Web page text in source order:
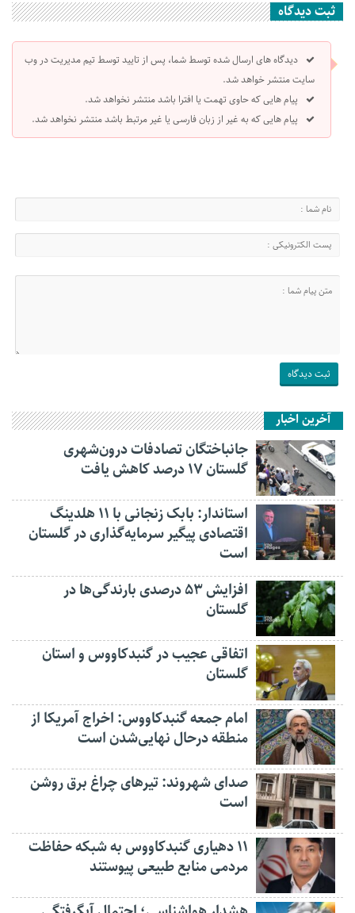
ثبت دیدگاه
دیدگاه های ارسال شده توسط شما، پس از تایید توسط تیم مدیریت در وب
سایت منتشر خواهد شد.
پیام هایی که حاوی تهمت یا افترا باشد منتشر نخواهد شد.
پیام هایی که به غیر از زبان فارسی یا غیر مرتبط باشد منتشر نخواهد شد.
آخرین اخبار
جانباختگان تصادفات درون‌شهری
گلستان ۱۷ درصد کاهش یافت
استاندار: بابک زنجانی با ۱۱ هلدینگ
اقتصادی پیگیر سرمایه‌گذاری در گلستان
است
افزایش ۵۳ درصدی بارندگی‌ها در
گلستان
اتفاقی عجیب در‌ گنبدکاووس و استان
گلستان
امام جمعه گنبدکاووس: اخراج آمریکا از
منطقه درحال نهایی‌شدن است
صدای شهروند: تیرهای چراغ برق روشن
است
۱۱ دهیاری گنبدکاووس به شبکه حفاظت
مردمی منابع طبیعی پیوستند